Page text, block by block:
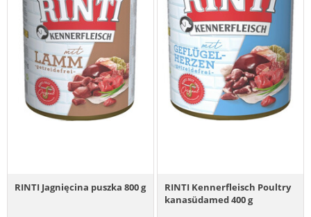
RINTI Jagnięcina puszka 800 g
RINTI Kennerfleisch Poultry
kanasüdamed 400 g